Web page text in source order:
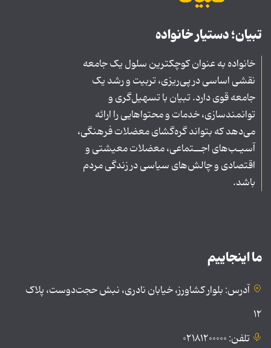
تبیان؛ دستیار خانواده
خانواده به عنوان کوچکترین سلول یک جامعه
نقشی اساسی در پی‌ریزی، تربیت و رشد یک
جامعه قوی دارد. تبیان با تسهیل‌گری و
توانمندسازی، خدمات و محتواهایی را ارائه
می‌دهد که بتواند گره‌گشای معضلات فرهنگی،
آسیـب‌های اجــتماعی، معضلات معیشتی و
اقتصادی و چالش‌های سیاسی در زندگی مردم
باشد.
ما اینجاییم
آدرس: بلوار کشاورز، خیابان نادری، نبش حجت‌دوست، پلاک
۱۲
تلفن: ۰۲۱۸۱۲۰۰۰۰۰